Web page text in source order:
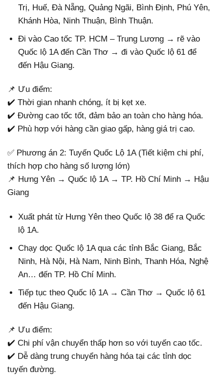
Trị, Huế, Đà Nẵng, Quảng Ngãi, Bình Định, Phú Yên,
Khánh Hòa, Ninh Thuận, Bình Thuận.
Đi vào Cao tốc TP. HCM – Trung Lương → rẽ vào
Quốc lộ 1A đến Cần Thơ → đi vào Quốc lộ 61 để
đến Hậu Giang.
📌 Ưu điểm:
✔️ Thời gian nhanh chóng, ít bị kẹt xe.
✔️ Đường cao tốc tốt, đảm bảo an toàn cho hàng hóa.
✔️ Phù hợp với hàng cần giao gấp, hàng giá trị cao.
✅ Phương án 2: Tuyến Quốc Lộ 1A (Tiết kiệm chi phí,
thích hợp cho hàng số lượng lớn)
📌 Hưng Yên → Quốc lộ 1A → TP. Hồ Chí Minh → Hậu
Giang
Xuất phát từ Hưng Yên theo Quốc lộ 38 để ra Quốc
lộ 1A.
Chạy dọc Quốc lộ 1A qua các tỉnh Bắc Giang, Bắc
Ninh, Hà Nội, Hà Nam, Ninh Bình, Thanh Hóa, Nghệ
An… đến TP. Hồ Chí Minh.
Tiếp tục theo Quốc lộ 1A → Cần Thơ → Quốc lộ 61
đến Hậu Giang.
📌 Ưu điểm:
✔️ Chi phí vận chuyển thấp hơn so với tuyến cao tốc.
✔️ Dễ dàng trung chuyển hàng hóa tại các tỉnh dọc
tuyến đường.